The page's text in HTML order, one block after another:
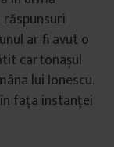
ar fi avut o
cartonașul
lui Ionescu.
fața instanței